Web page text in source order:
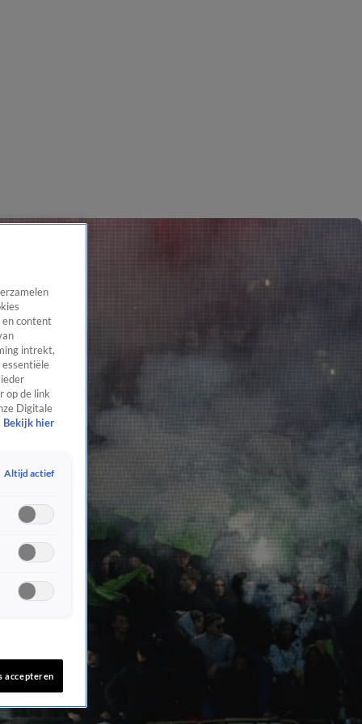
en content
intrekt,
op de link
Digitale
Bekijk hier
Altijd actief
accepteren